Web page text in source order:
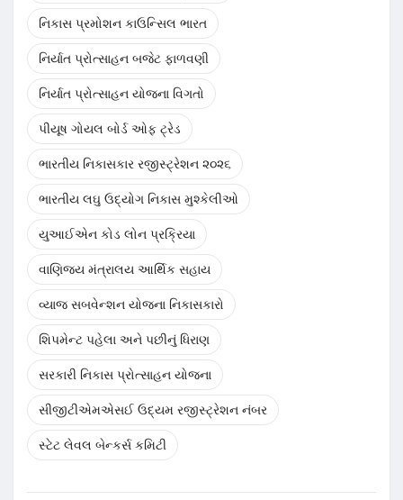
નિકાસ પ્રમોશન કાઉન્સિલ ભારત
નિર્યાત પ્રોત્સાહન બજેટ ફાળવણી
નિર્યાત પ્રોત્સાહન યોજના વિગતો
પીયૂષ ગોયલ બોર્ડ ઓફ ટ્રેડ
ભારતીય નિકાસકાર રજીસ્ટ્રેશન ૨૦૨૬
ભારતીય લઘુ ઉદ્યોગ નિકાસ મુશ્કેલીઓ
યુઆઈએન કોડ લોન પ્રક્રિયા
વાણિજ્ય મંત્રાલય આર્થિક સહાય
વ્યાજ સબવેન્શન યોજના નિકાસકારો
શિપમેન્ટ પહેલા અને પછીનું ધિરાણ
સરકારી નિકાસ પ્રોત્સાહન યોજના
સીજીટીએમએસઈ ઉદ્યમ રજીસ્ટ્રેશન નંબર
સ્ટેટ લેવલ બેન્કર્સ કમિટી